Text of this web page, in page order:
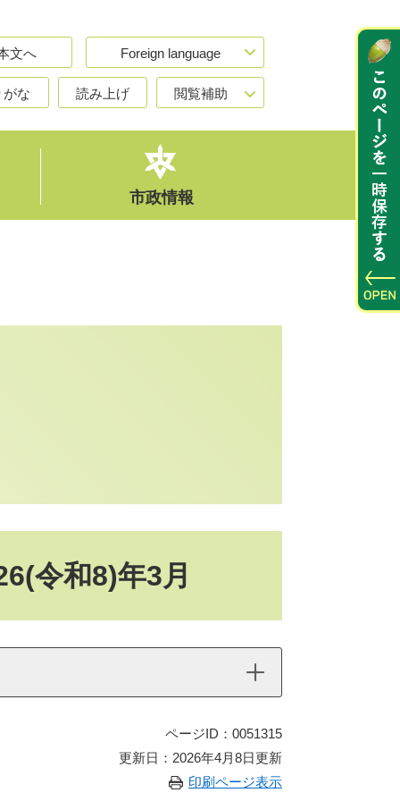
文へ Foreign language
がな 読み上げ 閲覧補助
市政情報
令和8)年3月
ページID：0051315
更新日：2026年4月8日更新
印刷ページ表示